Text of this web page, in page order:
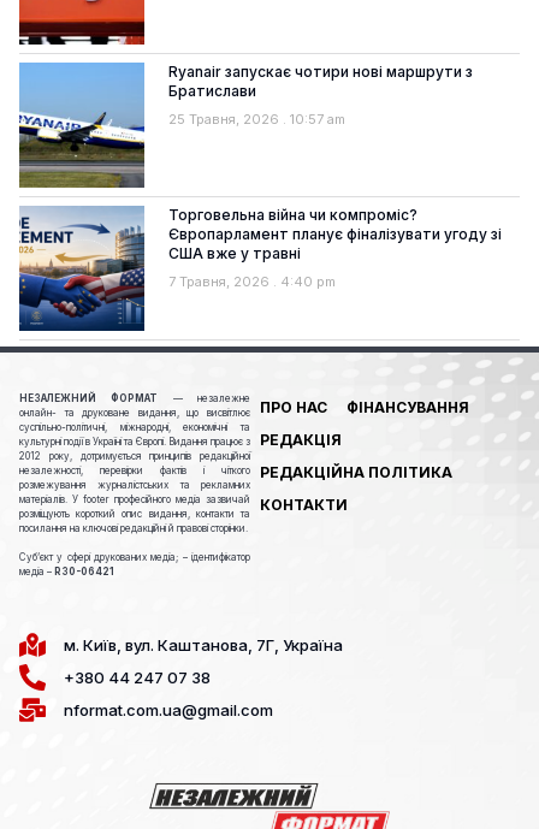
Ryanair запускає чотири нові маршрути з
Братислави
25 Травня, 2026 10:57 am
Торговельна війна чи компроміс?
Європарламент планує фіналізувати угоду зі
США вже у травні
7 Травня, 2026 4:40 pm
НЕЗАЛЕЖНИЙ ФОРМАТ
— незалежне
онлайн- та друковане видання, що висвітлює
суспільно-політичні, міжнародні, економічні та
культурні події в Україні та Європі. Видання працює з
2012 року, дотримується принципів редакційної
незалежності, перевірки фактів і чіткого
розмежування журналістських та рекламних
матеріалів. У footer професійного медіа зазвичай
розміщують короткий опис видання, контакти та
посилання на ключові редакційні й правові сторінки.
Cуб’єкт у сфері друкованих медіа; – ідентифікатор
медіа – R30-06421
ПРО НАС
ФІНАНСУВАННЯ
РЕДАКЦІЯ
РЕДАКЦІЙНА ПОЛІТИКА
КОНТАКТИ
м. Київ, вул. Каштанова, 7Г, Україна
+380 44 247 07 38
nformat.com.ua@gmail.com